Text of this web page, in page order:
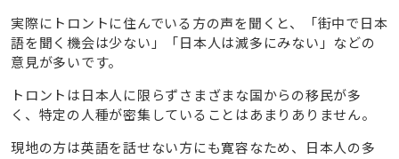
実際にトロントに住んでいる方の声を聞くと、「街中で日本
語を聞く機会は少ない」「日本人は滅多にみない」などの
意見が多いです。
トロントは日本人に限らずさまざまな国からの移民が多
く、特定の人種が密集していることはあまりありません。
現地の方は英語を話せない方にも寛容なため、日本人の多